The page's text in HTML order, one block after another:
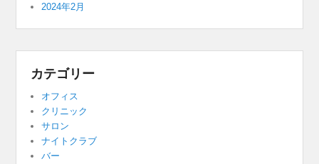
2024年2月
カテゴリー
オフィス
クリニック
サロン
ナイトクラブ
バー